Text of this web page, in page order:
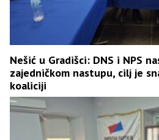
Nešić u Gradišci: DNS i NPS
zajedničkom nastupu, cilj je
koaliciji